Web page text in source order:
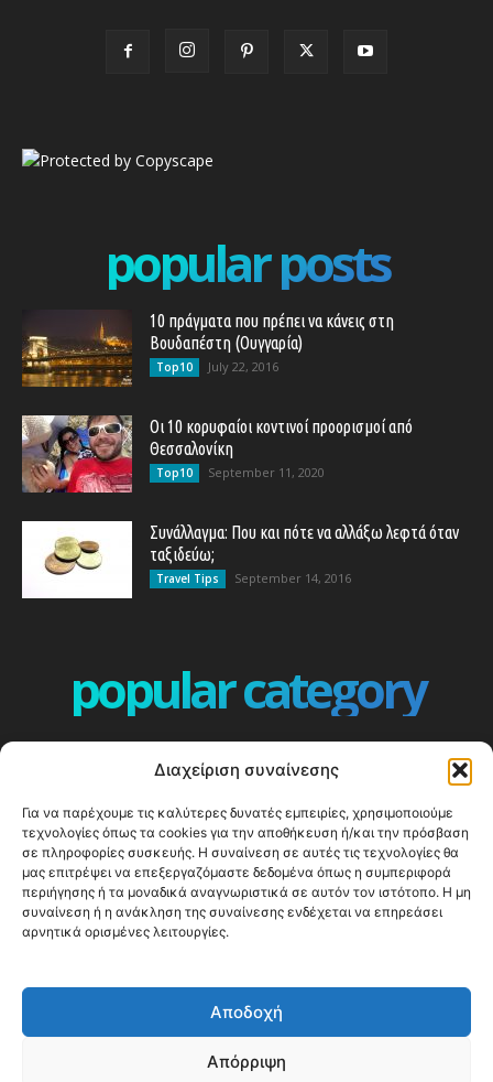
Διαχείριση συναίνεσης
Για να παρέχουμε τις καλύτερες δυνατές εμπειρίες, χρησιμοποιούμε
τεχνολογίες όπως τα cookies για την αποθήκευση ή/και την πρόσβαση
σε πληροφορίες συσκευής. Η συναίνεση σε αυτές τις τεχνολογίες θα
μας επιτρέψει να επεξεργαζόμαστε δεδομένα όπως η συμπεριφορά
περιήγησης ή τα μοναδικά αναγνωριστικά σε αυτόν τον ιστότοπο. Η μη
συναίνεση ή η ανάκληση της συναίνεσης ενδέχεται να επηρεάσει
αρνητικά ορισμένες λειτουργίες.
Αποδοχή
Απόρριψη
popular posts
10 πράγματα που πρέπει να κάνεις στη
Βουδαπέστη (Ουγγαρία)
Top10 July 22, 2016
Οι 10 κορυφαίοι κοντινοί προορισμοί από
Θεσσαλονίκη
Top10 September 11, 2020
Συνάλλαγμα: Που και πότε να αλλάξω λεφτά όταν
ταξιδεύω;
Travel Tips September 14, 2016
popular category
360
ΕΥΡΩΠΗ
332
ΚΟΣΜΟΣ - WORLD
328
Top10
303
Cool spots
ΝΗΣΙΑ
247